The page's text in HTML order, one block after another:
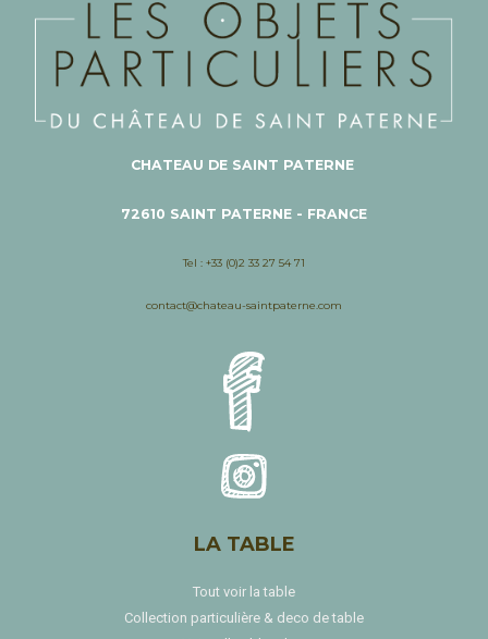
CHATEAU DE SAINT PATERNE
72610 SAINT PATERNE - FRANCE
Tel : +33 (0)2 33 27 54 71
contact@chateau-saintpaterne.com
LA TABLE
Tout voir la table
Collection particulière & deco de table